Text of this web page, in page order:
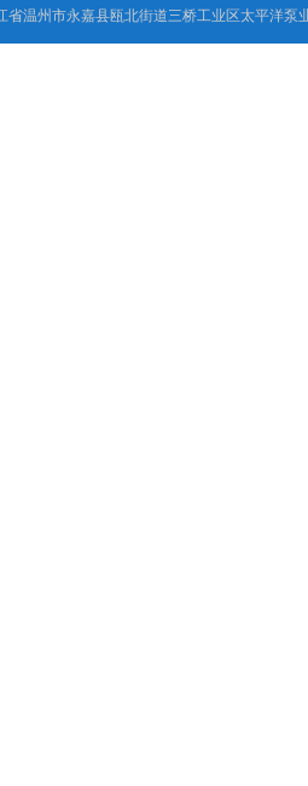
省温州市永嘉县瓯北街道三桥工业区太平洋泵